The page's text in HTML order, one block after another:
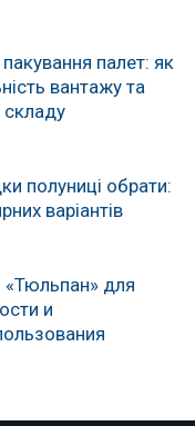
пакування палет: як
вантажу та
складу
полуниці обрати:
варіантів
для
и